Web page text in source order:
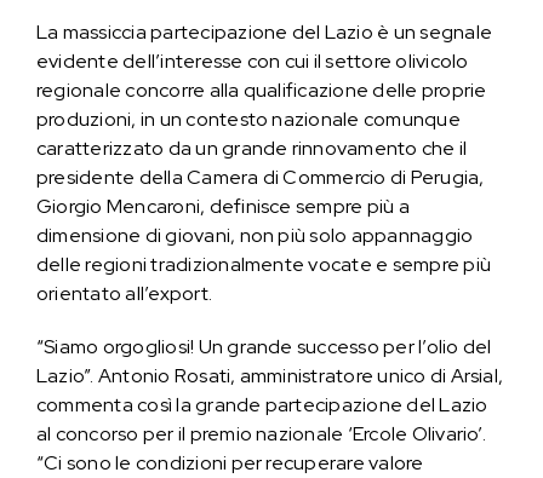
La massiccia partecipazione del Lazio è un segnale
evidente dell’interesse con cui il settore olivicolo
regionale concorre alla qualificazione delle proprie
produzioni, in un contesto nazionale comunque
caratterizzato da un grande rinnovamento che il
presidente della Camera di Commercio di Perugia,
Giorgio Mencaroni, definisce sempre più a
dimensione di giovani, non più solo appannaggio
delle regioni tradizionalmente vocate e sempre più
orientato all’export.
“Siamo orgogliosi! Un grande successo per l’olio del
Lazio”. Antonio Rosati, amministratore unico di Arsial,
commenta così la grande partecipazione del Lazio
al concorso per il premio nazionale ‘Ercole Olivario’.
“Ci sono le condizioni per recuperare valore